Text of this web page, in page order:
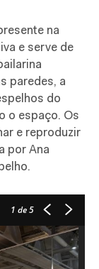
na
e serve de
paredes, a
do
o espaço. Os
e reproduzir
por Ana
1 de 5